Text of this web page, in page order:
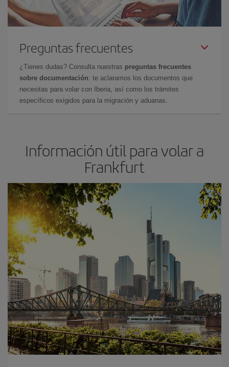
Preguntas frecuentes
¿Tienes dudas? Consulta nuestras preguntas frecuentes
sobre documentación: te aclaramos los documentos que
necesitas para volar con Iberia, así como los trámites
específicos exigidos para la migración y aduanas.
Información útil para volar a
Frankfurt